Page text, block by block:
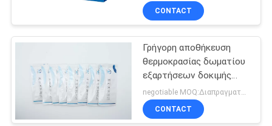
CONTACT
Γρήγορη αποθήκευση
θερμοκρασίας δωματίου
εξαρτήσεων δοκιμής
2019nCov IgG IgM
CONTACT